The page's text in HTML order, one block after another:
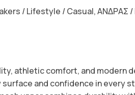
/ Lifestyle / Casual,ΑΝΔΡΑΣ /
athletic comfort, and modern
and confidence in every